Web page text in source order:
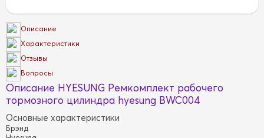
Описание
Характеристики
Отзывы
Вопросы
Описание HYESUNG Ремкомплект рабочего
тормозного цилиндра hyesung BWC004
Основные характеристики
Брэнд